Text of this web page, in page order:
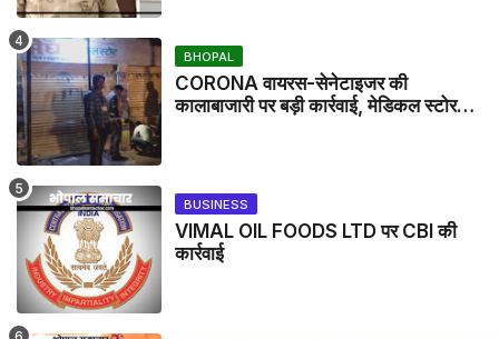
BHOPAL
CORONA वायरस-सेनेटाइजर की
कालाबाजारी पर बड़ी कार्रवाई, मेडिकल स्टोर
BUSINESS
VIMAL OIL FOODS LTD पर CBI की
कार्रवाई